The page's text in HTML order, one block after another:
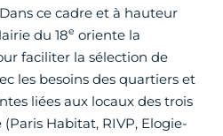
ce cadre et à hauteur
du 18e oriente la
faciliter la sélection de
les besoins des quartiers et
liées aux locaux des trois
Habitat, RIVP, Elogie-